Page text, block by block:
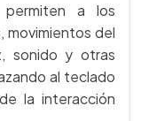
a los
movimientos del
sonido y otras
al teclado
la interacción